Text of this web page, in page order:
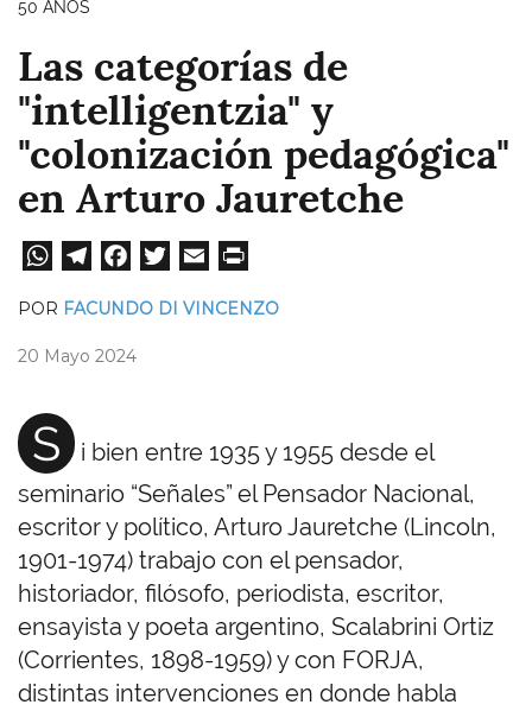
50 AÑOS
Las categorías de
"intelligentzia" y
"colonización pedagógica"
en Arturo Jauretche
W
A
pp
Te
a
Fa
ok
POR FACUNDO DI VINCENZO
20 Mayo 2024
S
i bien entre 1935 y 1955 desde el
seminario “Señales” el Pensador Nacional,
escritor y político, Arturo Jauretche (Lincoln,
1901-1974) trabajo con el pensador,
historiador, filósofo, periodista, escritor,
ensayista y poeta argentino, Scalabrini Ortiz
(Corrientes, 1898-1959) y con FORJA,
distintas intervenciones en donde habla